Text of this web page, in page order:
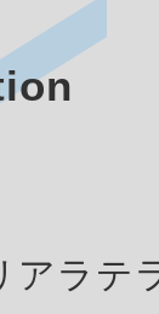
アラテ